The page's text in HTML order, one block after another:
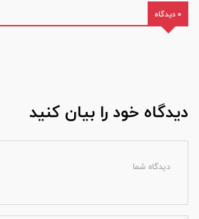
0 دیدگاه
دیدگاه خود را بیان کنید